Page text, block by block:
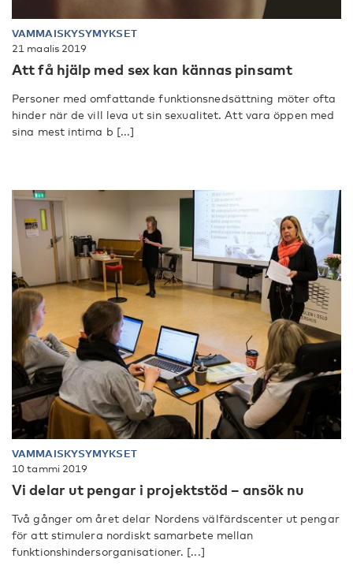
VAMMAISKYSYMYKSET
21 maalis 2019
Att få hjälp med sex kan kännas pinsamt
Personer med omfattande funktionsnedsättning möter ofta
hinder när de vill leva ut sin sexualitet. Att vara öppen med
sina mest intima b [...]
VAMMAISKYSYMYKSET
10 tammi 2019
Vi delar ut pengar i projektstöd – ansök nu
Två gånger om året delar Nordens välfärdscenter ut pengar
för att stimulera nordiskt samarbete mellan
funktionshindersorganisationer. [...]